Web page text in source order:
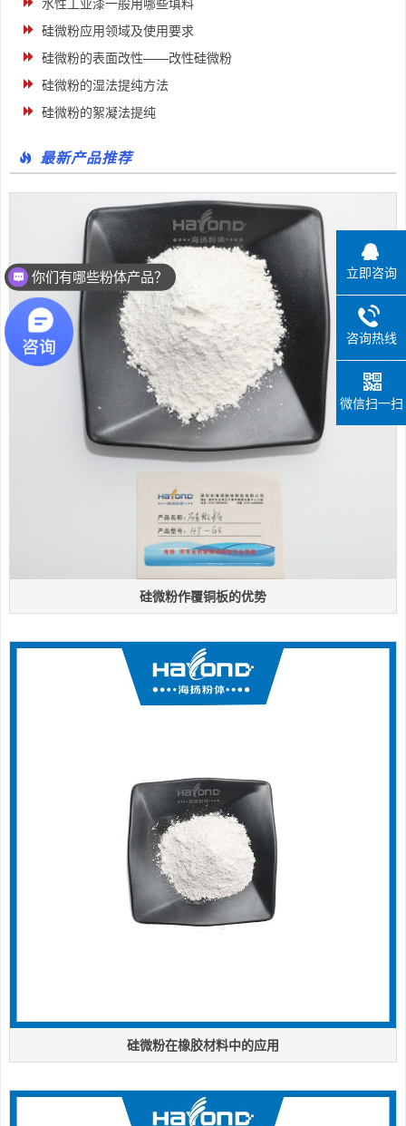
硅微粉应用领域及使用要求
硅微粉的表面改性——改性硅微粉
硅微粉的湿法提纯方法
硅微粉的絮凝法提纯
最新产品推荐
硅微粉作覆铜板的优势
硅微粉在橡胶材料中的应用
立即咨询
咨询热线
微信扫一扫
你们有哪些粉体产品？